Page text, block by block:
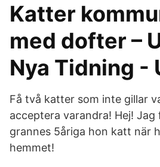
Katter
med dofter –
Nya Tidning -
Få två katter som inte gillar
acceptera varandra! Hej!
grannes 5åriga hon katt när
hemmet!